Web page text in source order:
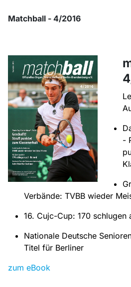
Matchball - 4/2016
-
Verbände: TVBB wieder
16. Cujc-Cup: 170 schlugen
Nationale Deutsche
Titel für Berliner
zum eBook